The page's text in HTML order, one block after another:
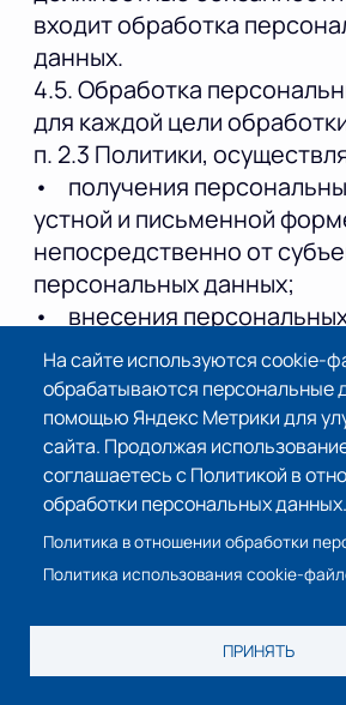
входит обработка
данных.
4.5. Обработка
для каждой цели
п. 2.3 Политики,
• получения
устной и письменной
непосредственно от
персональных данных;
• внесения
журналы, реестры и
системы Оператора;
• использования иных
обработки персональных
4.6. Не допускается
лицам и распространение
данных без согласия
персональных данных,
Согласие на обработку
данных, разрешенных
На сайте используются cookie-
обрабатываются персональные
помощью Яндекс Метрики для
сайта. Продолжая
соглашаетесь с Политикой в
обработки персональных данных.
Политика в отношении обработки
Политика использования cookie-
ПРИНЯТЬ